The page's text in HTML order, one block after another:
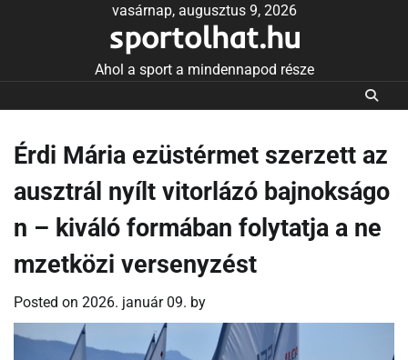
vasárnap, augusztus 9, 2026
sportolhat.hu
Ahol a sport a mindennapod része
Érdi Mária ezüstérmet szerzett az
ausztrál nyílt vitorlázó bajnokságo
n – kiváló formában folytatja a ne
mzetközi versenyzést
Posted on 2026. január 09. by